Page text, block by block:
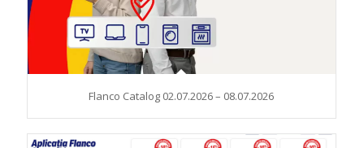
Flanco Catalog 02.07.2026 – 08.07.2026